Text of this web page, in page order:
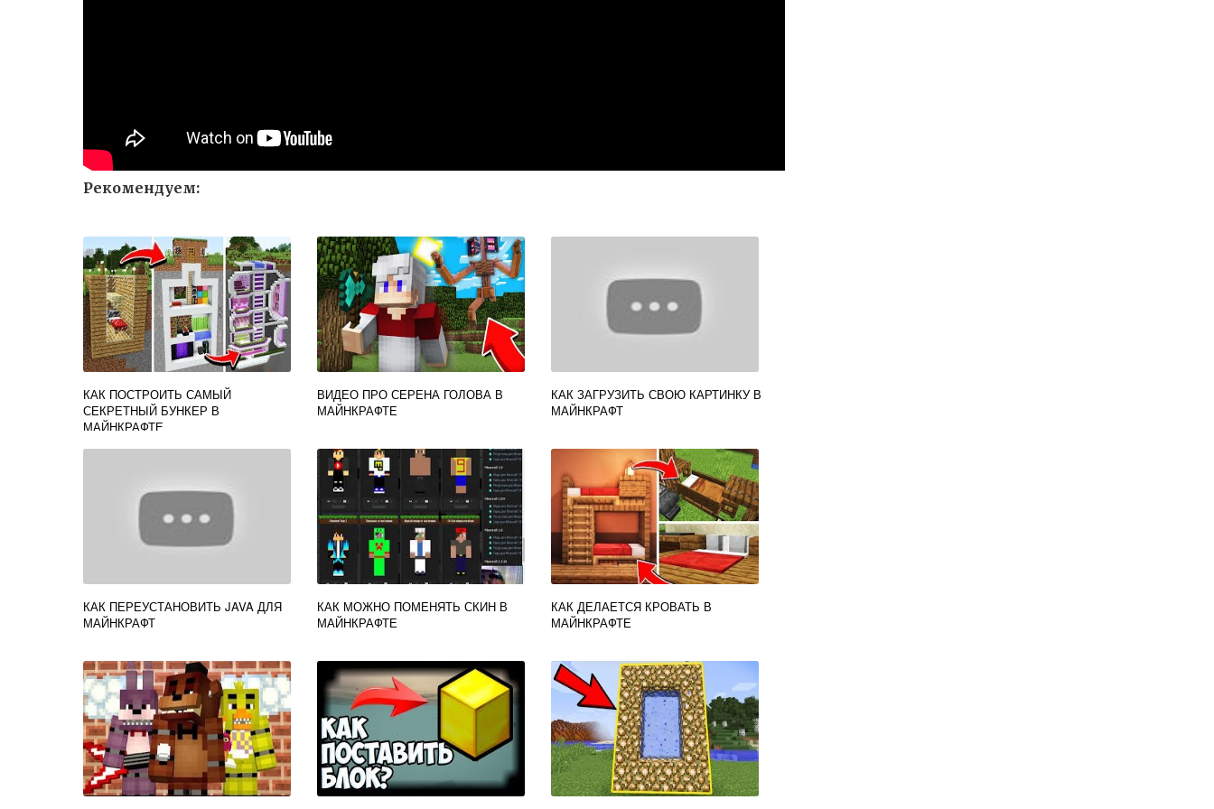
Рекомендуем:
КАК ПОСТРОИТЬ САМЫЙ
СЕКРЕТНЫЙ БУНКЕР В
МАЙНКРАФТЕ
ВИДЕО ПРО СЕРЕНА ГОЛОВА В
МАЙНКРАФТЕ
КАК ЗАГРУЗИТЬ СВОЮ КАРТИНКУ В
МАЙНКРАФТ
КАК ПЕРЕУСТАНОВИТЬ JAVA ДЛЯ
МАЙНКРАФТ
КАК МОЖНО ПОМЕНЯТЬ СКИН В
МАЙНКРАФТЕ
КАК ДЕЛАЕТСЯ КРОВАТЬ В
МАЙНКРАФТЕ